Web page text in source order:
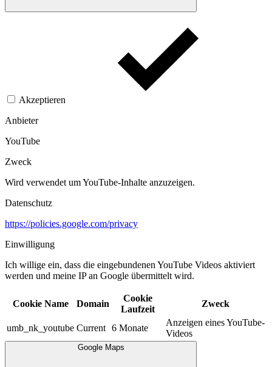
Akzeptieren
Anbieter
YouTube
Zweck
Wird verwendet um YouTube-Inhalte anzuzeigen.​
Datenschutz
https://policies.google.com/privacy
Einwilligung
Ich willige ein, dass die eingebundenen YouTube Videos aktiviert
werden und meine IP an Google übermittelt wird.​
Cookie Name Domain
Cookie
Laufzeit
Zweck
umb_nk_youtube Current 6 Monate
Anzeigen eines YouTube-
Videos
Google Maps